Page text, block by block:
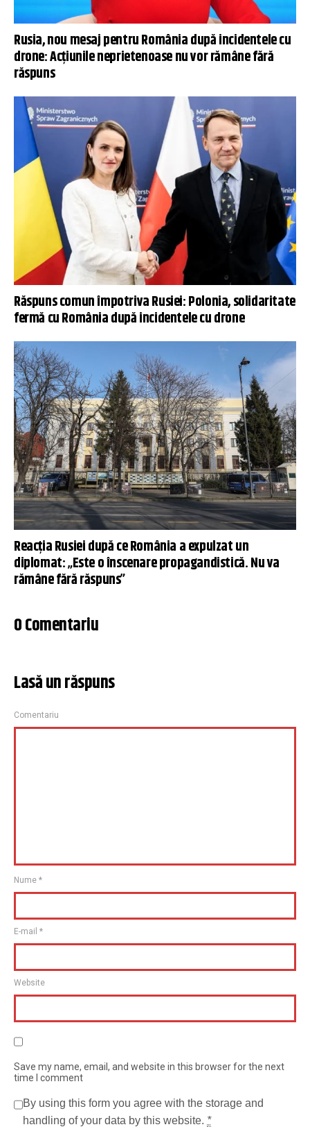
Rusia, nou mesaj pentru România după incidentele cu
drone: Acțiunile neprietenoase nu vor rămâne fără
răspuns
Răspuns comun împotriva Rusiei: Polonia, solidaritate
fermă cu România după incidentele cu drone
Reacția Rusiei după ce România a expulzat un
diplomat: „Este o înscenare propagandistică. Nu va
rămâne fără răspuns”
0 Comentariu
Lasă un răspuns
Comentariu
Nume *
E-mail *
Website
Save my name, email, and website in this browser for the next
time I comment
By using this form you agree with the storage and
handling of your data by this website. *